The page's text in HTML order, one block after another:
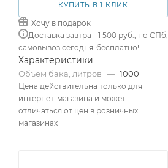
КУПИТЬ В 1 КЛИК
Хочу в подарок
Доставка завтра - 1 500 руб., по СПб,
самовывоз сегодня-бесплатно!
Характеристики
Объем бака, литров — 1000
Цена действительна только для
интернет-магазина и может
отличаться от цен в розничных
магазинах